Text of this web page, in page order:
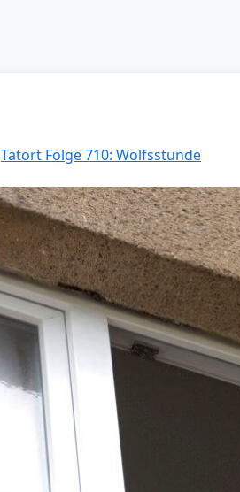
Tatort Folge 710: Wolfsstunde